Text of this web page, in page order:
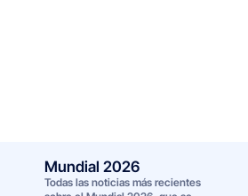
Mundial 2026
Todas las noticias más recientes